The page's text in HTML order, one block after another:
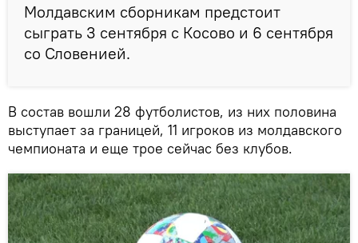
Молдавским сборникам предстоит
сыграть 3 сентября с Косово и 6 сентября
со Словенией.
В состав вошли 28 футболистов, из них половина
выступает за границей, 11 игроков из молдавского
чемпионата и еще трое сейчас без клубов.